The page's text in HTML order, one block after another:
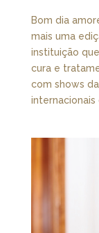
Bom dia
mais uma
instituição
cura e
com shows
internacionais